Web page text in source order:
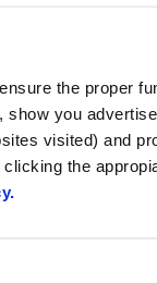
the proper
you
visited) and
the